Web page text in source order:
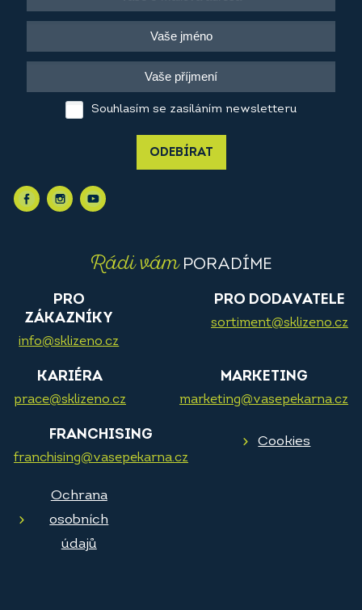
Souhlasím se zasíláním newsletteru
ODEBÍRAT
Rádi vámPORADÍME
PRO
ZÁKAZNÍKY
info@sklizeno.cz
PRO DODAVATELE
sortiment@sklizeno.cz
KARIÉRA
prace@sklizeno.cz
MARKETING
marketing@vasepekarna.cz
FRANCHISING
franchising@vasepekarna.cz
Cookies
Ochrana
osobních
údajů